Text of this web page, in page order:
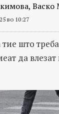
во 10:27
тие што
да влезат